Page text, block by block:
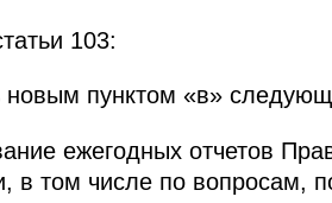
103:
новым пунктом «в»
ежегодных отчетов
в том числе по вопросам,